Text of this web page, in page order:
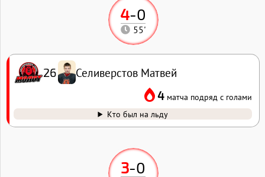
3-0
4-0
55'
26 Селиверстов Матвей
4 матча подряд с голами
Кто был на льду